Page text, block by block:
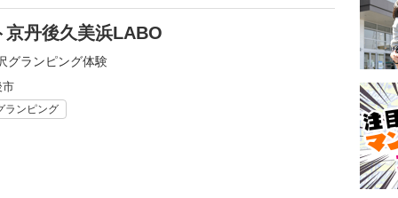
京丹後久美浜LABO
グランピング体験
ランピング